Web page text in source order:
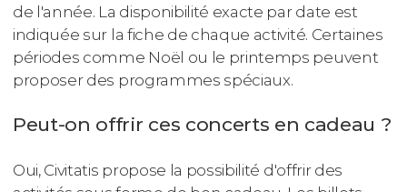
de l'année. La disponibilité exacte par date est
indiquée sur la fiche de chaque activité. Certaines
périodes comme Noël ou le printemps peuvent
proposer des programmes spéciaux.
Peut-on offrir ces concerts en cadeau ?
Oui, Civitatis propose la possibilité d'offrir des